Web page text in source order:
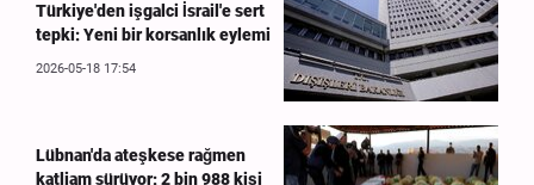
Türkiye'den işgalci İsrail'e sert
tepki: Yeni bir korsanlık eylemi
2026-05-18 17:54
Lübnan'da ateşkese rağmen
katliam sürüyor: 2 bin 988 kişi